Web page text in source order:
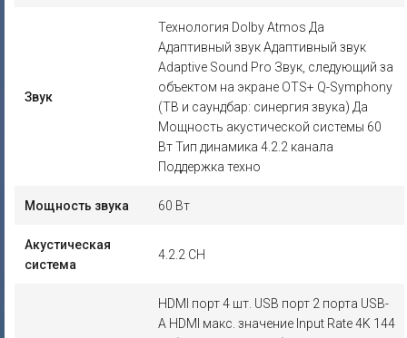
Звук
Технология Dolby Atmos Да
Адаптивный звук Адаптивный звук
Adaptive Sound Pro Звук, следующий за
объектом на экране OTS+ Q-Symphony
(ТВ и саундбар: синергия звука) Да
Мощность акустической системы 60
Вт Тип динамика 4.2.2 канала
Поддержка техно
Мощность звука 60 Вт
Акустическая
система
4.2.2 CH
HDMI порт 4 шт. USB порт 2 порта USB-
A HDMI макс. значение Input Rate 4K 144